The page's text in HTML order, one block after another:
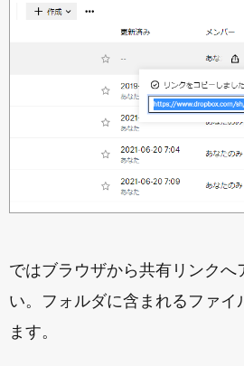
ではブラウザから共有リンクへ
い。フォルダに含まれるファイ
ます。